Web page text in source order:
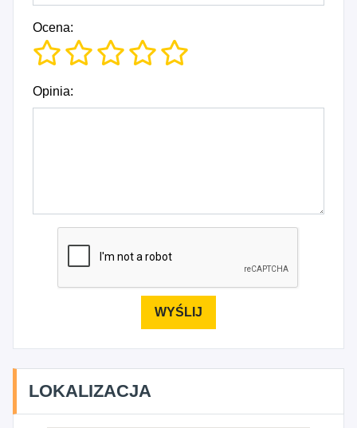
Ocena:
Opinia:
LOKALIZACJA